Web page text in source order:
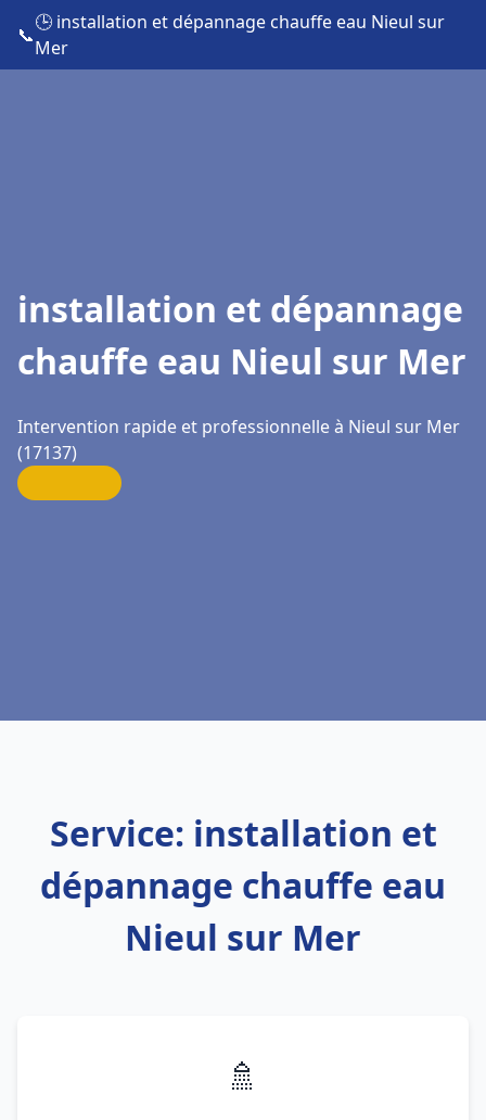
📞
🕒 installation et dépannage chauffe eau Nieul sur
Mer
installation et dépannage
chauffe eau Nieul sur Mer
Intervention rapide et professionnelle à Nieul sur Mer
(17137)
Service: installation et
dépannage chauffe eau
Nieul sur Mer
🚿